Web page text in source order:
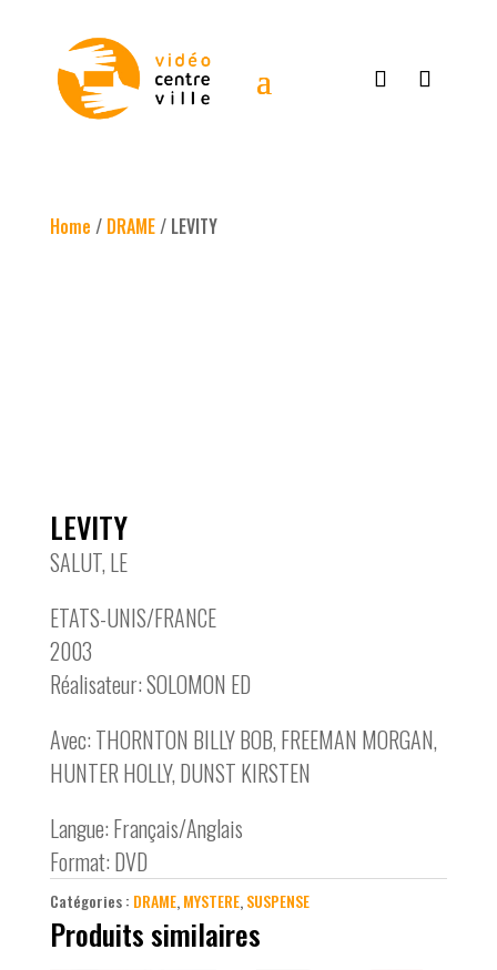
Home / DRAME/ LEVITY
LEVITY
SALUT, LE
ETATS-UNIS/FRANCE
2003
Réalisateur: SOLOMON ED
Avec: THORNTON BILLY BOB, FREEMAN MORGAN,
HUNTER HOLLY, DUNST KIRSTEN
Langue: Français/Anglais
Format: DVD
Catégories : DRAME,MYSTERE,SUSPENSE
Produits similaires